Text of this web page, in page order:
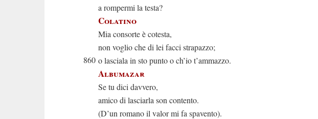
a rompermi la testa?
Colatino
Mia consorte è cotesta,
non voglio che di lei facci strapazzo;
860 o lasciala in sto punto o ch’io t’ammazzo.
Albumazar
Se tu dici davvero,
amico di lasciarla son contento.
(D’un romano il valor mi fa spavento).